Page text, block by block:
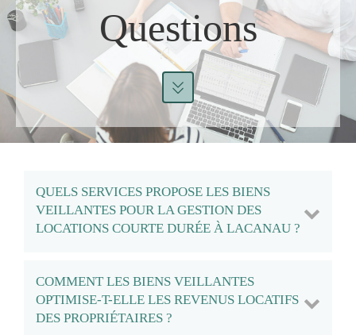
Questions
QUELS SERVICES PROPOSE LES BIENS
VEILLANTES POUR LA GESTION DES
LOCATIONS COURTE DURÉE À LACANAU ?
COMMENT LES BIENS VEILLANTES
OPTIMISE-T-ELLE LES REVENUS LOCATIFS
DES PROPRIÉTAIRES ?